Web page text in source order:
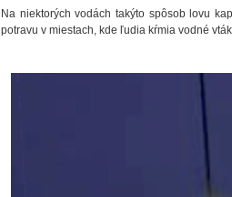
Na niektorých vodách takýto spôsob lovu
potravu v miestach, kde ľudia kŕmia vodné